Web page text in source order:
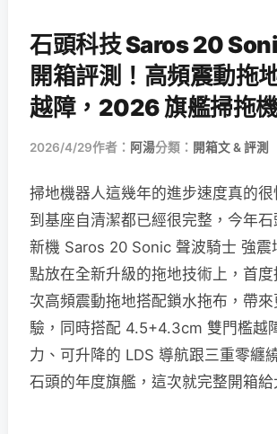
石頭科技 Saros 20
開箱評測！高頻震動拖
越障，2026 旗艦掃拖
2026/4/29作者： 阿湯分類： 開箱文 & 評測
掃地機器人這幾年的進步速度真的
到基座自清潔都已經很完整，今年
新機 Saros 20 Sonic 聲波騎士 強震
點放在全新升級的拖地技術上，首
次高頻震動拖地搭配鎖水拖布，帶
驗，同時搭配 4.5+4.3cm 雙門檻越
力、可升降的 LDS 導航跟三重零纏
石頭的年度旗艦，這次就完整開箱給